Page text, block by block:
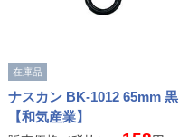
在庫品
ナスカン BK-1012 65mm 黒
【和気産業】